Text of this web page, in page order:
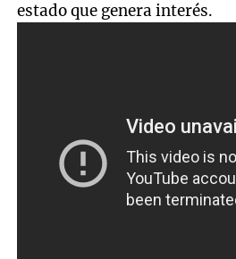
estado que genera interés.